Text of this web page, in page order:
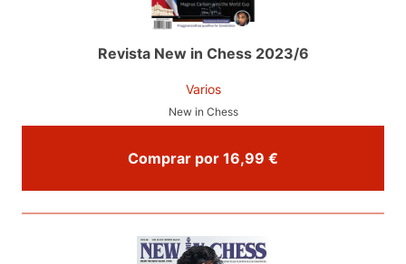
Revista New in Chess 2023/6
Varios
New in Chess
Comprar por 16,99 €